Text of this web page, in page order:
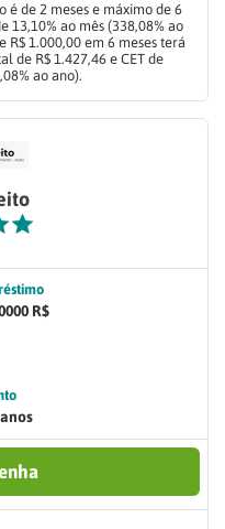
de 2 meses e máximo de 6
13,10% ao mês (338,08% ao
R$ 1.000,00 em 6 meses terá
de R$ 1.427,46 e CET de
ao ano).
R$